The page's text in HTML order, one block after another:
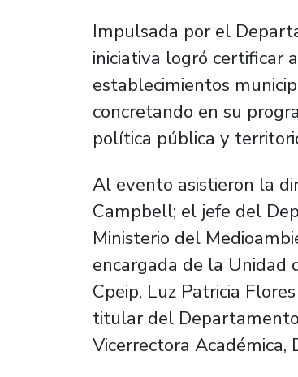
Impulsada por el
iniciativa logró certificar
establecimientos
concretando en su
política pública y
Al evento asistieron la
Campbell; el jefe del
Ministerio del
encargada de la Unidad
Cpeip, Luz Patricia
titular del
Vicerrectora Académica,